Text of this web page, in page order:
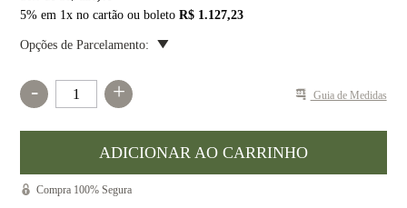
5% em 1x no cartão ou boletoR$ 1.127,23
Opções de Parcelamento:
- + Guia de Medidas
Compra 100% Segura